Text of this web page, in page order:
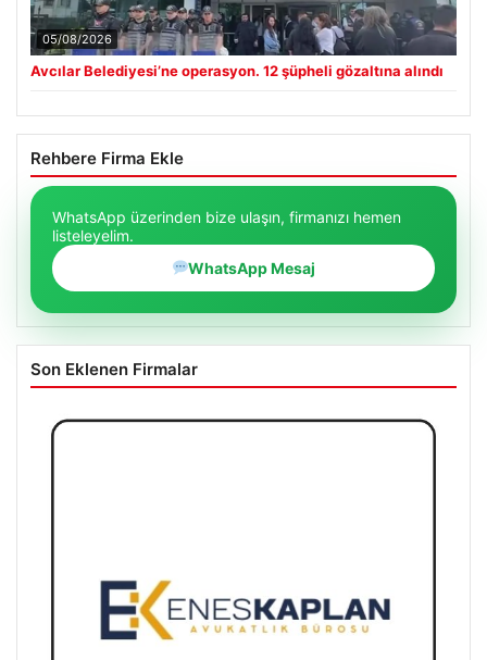
05/08/2026
Avcılar Belediyesi’ne operasyon. 12 şüpheli gözaltına alındı
Rehbere Firma Ekle
WhatsApp üzerinden bize ulaşın, firmanızı hemen
listeleyelim.
WhatsApp Mesaj
Son Eklenen Firmalar